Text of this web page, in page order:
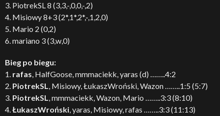
3. PiotrekSL 8 (3,3,-,0,0,-,2)
4. Misiowy 8+3 (2*,1*,2*,-,1,2,0)
5. Mario 2 (0,2)
6. mariano 3 (3,w,0)
Bieg po biegu:
1. rafas, HalfGoose, mmmaciekk, yaras (d) ……..4:2
2. PiotrekSL, Misiowy, ŁukaszWroński, Wazon ……..1:5 (5:7)
3. PiotrekSL, mmmaciekk, Wazon, Mario ……..3:3 (8:10)
4.ŁukaszWroński, yaras, Misiowy, rafas ……..3:3 (11:13)